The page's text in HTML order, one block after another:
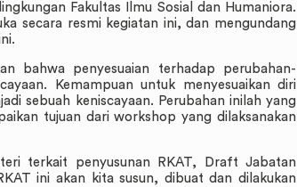
Fakultas Ilmu Sosial dan Humaniora.
secara resmi kegiatan ini, dan mengundang
bahwa penyesuaian terhadap perubahan-
Kemampuan untuk menyesuaikan diri
sebuah keniscayaan. Perubahan inilah yang
tujuan dari workshop yang dilaksanakan
terkait penyusunan RKAT, Draft Jabatan
ini akan kita susun, dibuat dan dilakukan